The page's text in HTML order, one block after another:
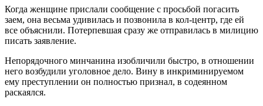
Когда женщине прислали сообщение с просьбой погасить
заем, она весьма удивилась и позвонила в кол-центр, где ей
все объяснили. Потерпевшая сразу же отправилась в милицию
писать заявление.
Непорядочного минчанина изобличили быстро, в отношении
него возбудили уголовное дело. Вину в инкриминируемом
ему преступлении он полностью признал, в содеянном
раскаялся.